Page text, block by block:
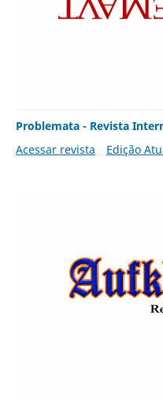
Problemata - Revista
Acessar revista
Edição